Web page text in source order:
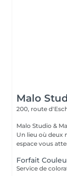
Malo
200, route
Malo Studio &
Un lieu où deux
espace vous
Forfait